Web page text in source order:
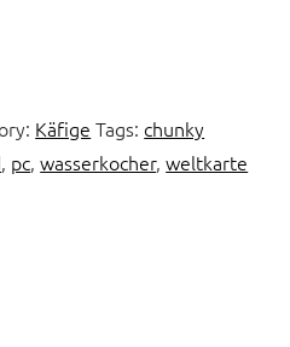
Käfige Tags: chunky
, pc,wasserkocher,weltkarte